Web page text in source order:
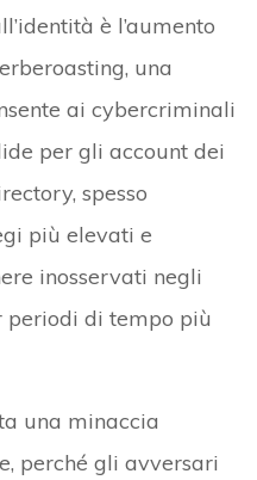
è l’aumento
una
ai cybercriminali
per gli account dei
spesso
più elevati e
inosservati negli
di tempo più
una minaccia
perché gli avversari